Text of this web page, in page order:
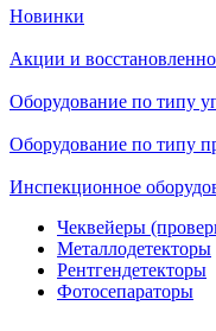
Новинки
Акции и
Оборудование по типу
Оборудование по типу
Инспекционное
Чеквейеры
Металлодетекторы
Рентгендетекторы
Фотосепараторы